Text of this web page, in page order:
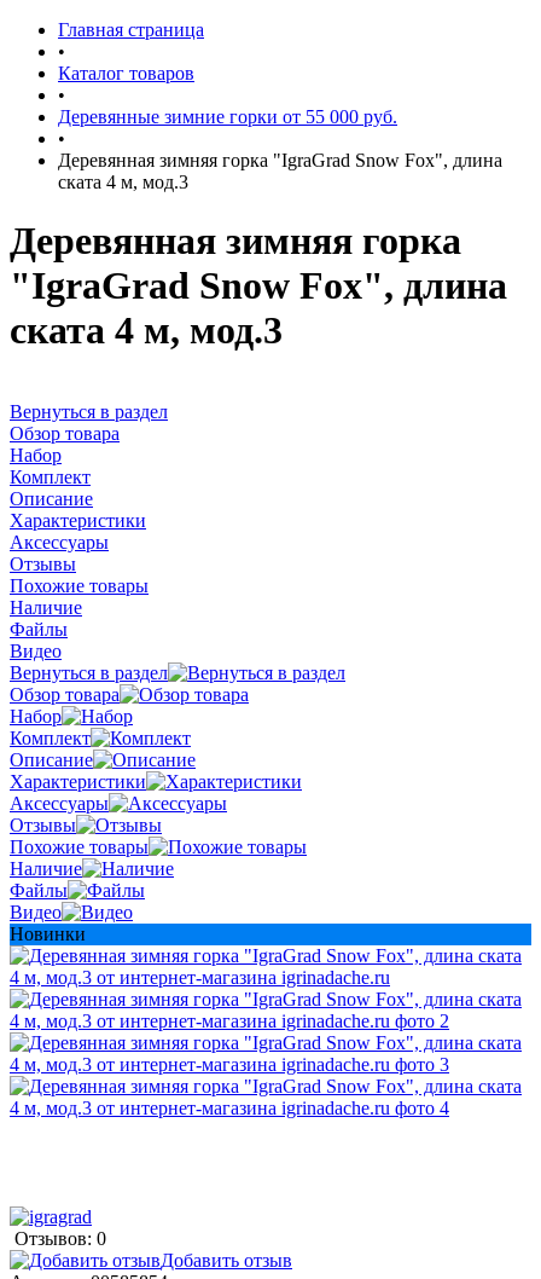
Главная страница
•
Каталог товаров
•
Деревянные зимние горки от 55 000 руб.
•
Деревянная зимняя горка "IgraGrad Snow Fox", длина
ската 4 м, мод.3
Деревянная зимняя горка
"IgraGrad Snow Fox", длина
ската 4 м, мод.3
Вернуться в раздел
Обзор товара
Набор
Комплект
Описание
Характеристики
Аксессуары
Отзывы
Похожие товары
Наличие
Файлы
Видео
Вернуться в раздел
Обзор товара
Набор
Комплект
Описание
Характеристики
Аксессуары
Отзывы
Похожие товары
Наличие
Файлы
Видео
Новинки
Отзывов: 0
Добавить отзыв